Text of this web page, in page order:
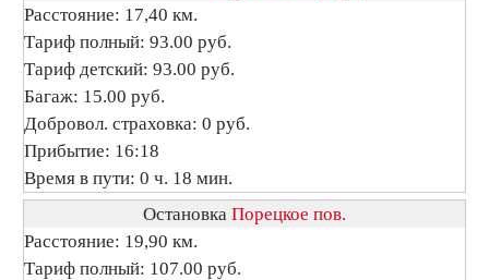
Расстояние: 17,40 км.
Тариф полный: 93.00 руб.
Тариф детский: 93.00 руб.
Багаж: 15.00 руб.
Добровол. страховка: 0 руб.
Прибытие: 16:18
Время в пути: 0 ч. 18 мин.
Остановка Порецкое пов.
Расстояние: 19,90 км.
Тариф полный: 107.00 руб.